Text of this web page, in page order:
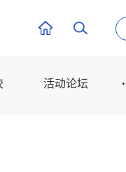
活动论坛